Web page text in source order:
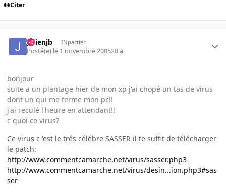
Citer
julienjb INpactien
Posté(e) le 1 novembre 200520 a
bonjour
suite a un plantage hier de mon xp j'ai chopé un tas de virus
dont un qui me ferme mon pc!!
j'ai reculé l'heure en attendant!!
c quoi ce virus?
Ce virus c 'est le trés célébre SASSER il te suffit de télécharger
le patch:
http://www.commentcamarche.net/virus/sasser.php3
http://www.commentcamarche.net/virus/desin...ion.php3#sas
ser